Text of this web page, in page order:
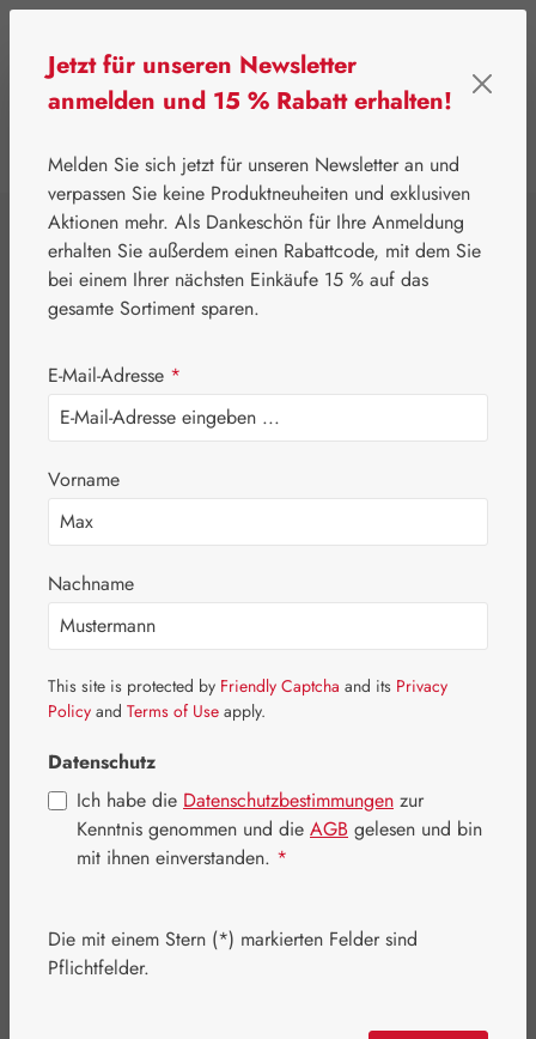
⌂ Gall Pharma Coenzym Q-10
Q-10 150 mg GPH
Kapseln
Bildergalerie überspringen
Regulärer Preis:
154,10 €
Inhalt:0.022 Kilogramm
Jetzt für unseren Newsletter
anmelden und 15 % Rabatt erhalten!
Melden Sie sich jetzt für unseren Newsletter an und
verpassen Sie keine Produktneuheiten und exklusiven
Aktionen mehr. Als Dankeschön für Ihre Anmeldung
erhalten Sie außerdem einen Rabattcode, mit dem Sie
bei einem Ihrer nächsten Einkäufe 15 % auf das
gesamte Sortiment sparen.
E-Mail-Adresse *
Vorname
Nachname
This site is protected by Friendly Captcha and its Privacy
Policy and Terms of Use apply.
Datenschutz
Ich habe die Datenschutzbestimmungen zur
Kenntnis genommen und die AGB gelesen und bin
mit ihnen einverstanden. *
Die mit einem Stern (*) markierten Felder sind
Pflichtfelder.